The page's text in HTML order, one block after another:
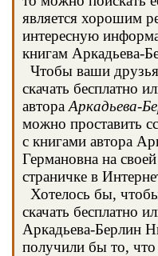
является хорошим
интересную
книгам Аркадьева-
Чтобы ваши
скачать бесплатно
автора Аркадьева-
можно проставить
с книгами автора
Германовна на
страничке в
Хотелось бы,
скачать бесплатно
Аркадьева-Берлин
получили бы то, что